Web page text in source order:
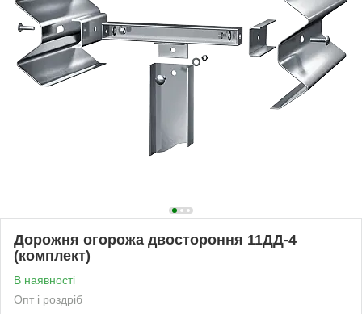
Дорожня огорожа двостороння 11ДД-4
(комплект)
В наявності
Опт і роздріб